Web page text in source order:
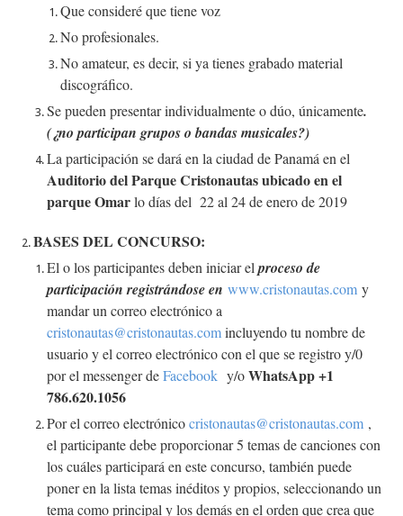
Que consideré que tiene voz
No profesionales.
No amateur, es decir, si ya tienes grabado material
discográfico.
Se pueden presentar individualmente o dúo, únicamente.
(¿no participan grupos o bandas musicales?)
La participación se dará en la ciudad de Panamá en el
Auditorio del Parque Cristonautas ubicado en el
parque Omarlo días del 22 al 24 de enero de 2019
BASES DEL CONCURSO:
El o los participantes deben iniciar elproceso de
participación registrándose en www.cristonautas.com y
mandar un correo electrónico a
cristonautas@cristonautas.comincluyendo tu nombre de
usuario y el correo electrónico con el que se registro y/0
por el messenger deFacebook y/oWhatsApp +1
786.620.1056
Por el correo electrónicocristonautas@cristonautas.com ,
el participante debe proporcionar 5 temas de canciones con
los cuáles participará en este concurso, también puede
poner en la lista temas inéditos y propios, seleccionando un
tema como principal y los demás en el orden que crea que